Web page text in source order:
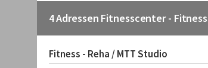
4 Adressen Fitnesscenter -
Fitness - Reha / MTT Studio